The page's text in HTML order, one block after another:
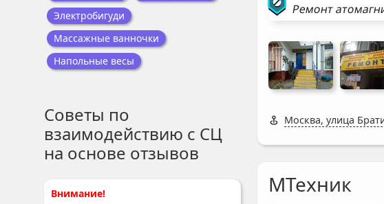
Электробигуди
Массажные ванночки
Напольные весы
Советы по
взаимодействию с СЦ
на основе отзывов
Внимание!
Ремонт
Москва, улица
МТехник